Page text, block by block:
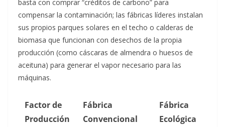
basta con comprar “créditos de carbono” para
compensar la contaminación; las fábricas líderes instalan
sus propios parques solares en el techo o calderas de
biomasa que funcionan con desechos de la propia
producción (como cáscaras de almendra o huesos de
aceituna) para generar el vapor necesario para las
máquinas.
Factor de
Producción
Fábrica
Convencional
Fábrica
Ecológica